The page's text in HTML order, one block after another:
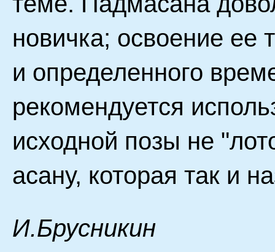
новичка; освоение ее
и определенного
рекомендуется
исходной позы не
асану, которая так и
И.Брусникин